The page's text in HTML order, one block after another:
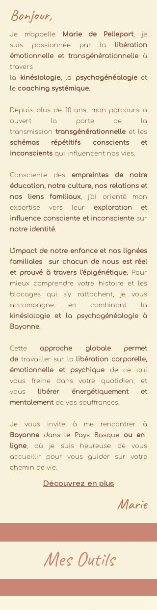
Bonjour,
Je m'appelle Marie de Pelleport, je
suis
passionnée par la libération
émotionnelle et transgénérationnelle à
travers
la
kinésiologie, la psychogénéalogie et
le coaching systémique.
Depuis plus de 10 ans, mon parcours a
ouvert la porte de la
transmission transgénérationnelle et les
schémas répétitifs conscients et
inconscients qui influencent nos vies.
Consciente des empreintes de notre
éducation, notre culture, nos relations et
nos liens familiaux, j'ai orienté mon
expertise vers leur exploration et
influence consciente et inconsciente sur
notre identité.
L'impact de notre enfance et nos lignées
familiales sur chacun de nous est réel
et prouvé à travers l'épigénétique.
Pour
mieux comprendre votre histoire et les
blocages qui s'y rattachent, je vous
accompagne en combinant la
kinésiologie et la psychogénéalogie à
Bayonne.
Cetteapproche globale permet
de travailler sur la libération corporelle,
émotionnelle et psychique de ce qui
vous freine dans votre quotidien, et
vous libérer énergétiquement et
mentalementde vos souffrances.
Je vous invite à me rencontrer à
Bayonne dans le Pays Basqueou en
ligne, où je suis heureuse de vous
accueillir pour vous guider sur votre
chemin de vie.
Découvrez en plus
Marie
Mes Outils